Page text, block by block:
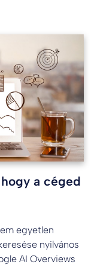
a céged
egyetlen
nyilvános
AI Overviews